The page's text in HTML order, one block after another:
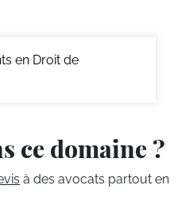
en Droit de
ce domaine ?
à des avocats partout en